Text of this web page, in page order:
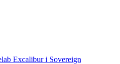
Excalibur і Sovereign